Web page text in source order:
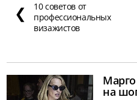
❮
10 советов от
профессиональных
визажистов
на